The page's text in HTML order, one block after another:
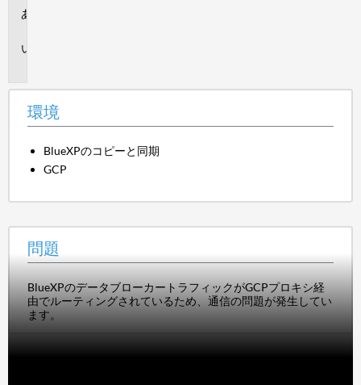
環境
BlueXPのコピーと同期
GCP
問題
BlueXPのデータブローカートラフィックがGCPプロキシ経
由でルーティングされているため、通信の問題が発生してい
ます。